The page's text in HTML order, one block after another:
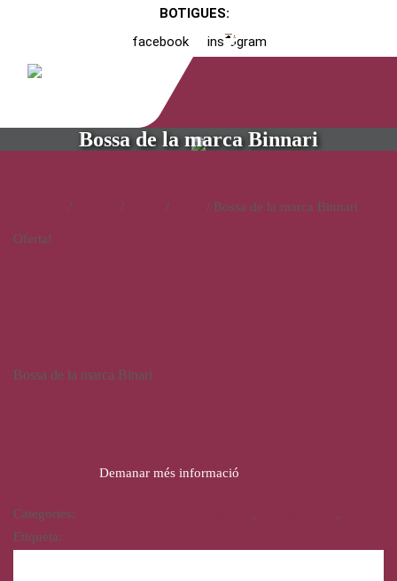
BOTIGUES:
facebook
instagram
Bossa de la marca Binnari
/ / / / Bossa de la marca Binnari
Oferta!
Bossa de la marca Binari
Demanar més informació
Categories: , ,
Etiqueta: